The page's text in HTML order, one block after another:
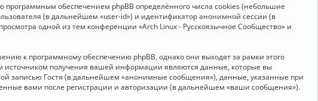
программным обеспечением phpBB определённого числа cookies (небольшие
(в дальнейшем «user-id») и идентификатор анонимной сессии (в
одной из тем конференции «Arch Linux - Русскоязычное Сообщество» и
к программному обеспечению phpBB, однако они выходят за рамки этого
источником получения вашей информации являются данные, которые вы
записью Гостя (в дальнейшем «анонимные сообщения»), данные, указанные при
вами после регистрации и авторизации (в дальнейшем «ваши сообщения»).